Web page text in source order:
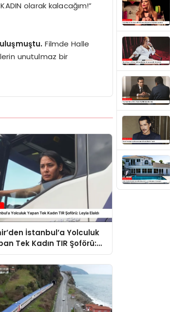
olarak kalacağım!”
Filmde Halle
unutulmaz bir
İstanbul’a Yolculuk
Tek Kadın TIR Şoförü:
Elaldı